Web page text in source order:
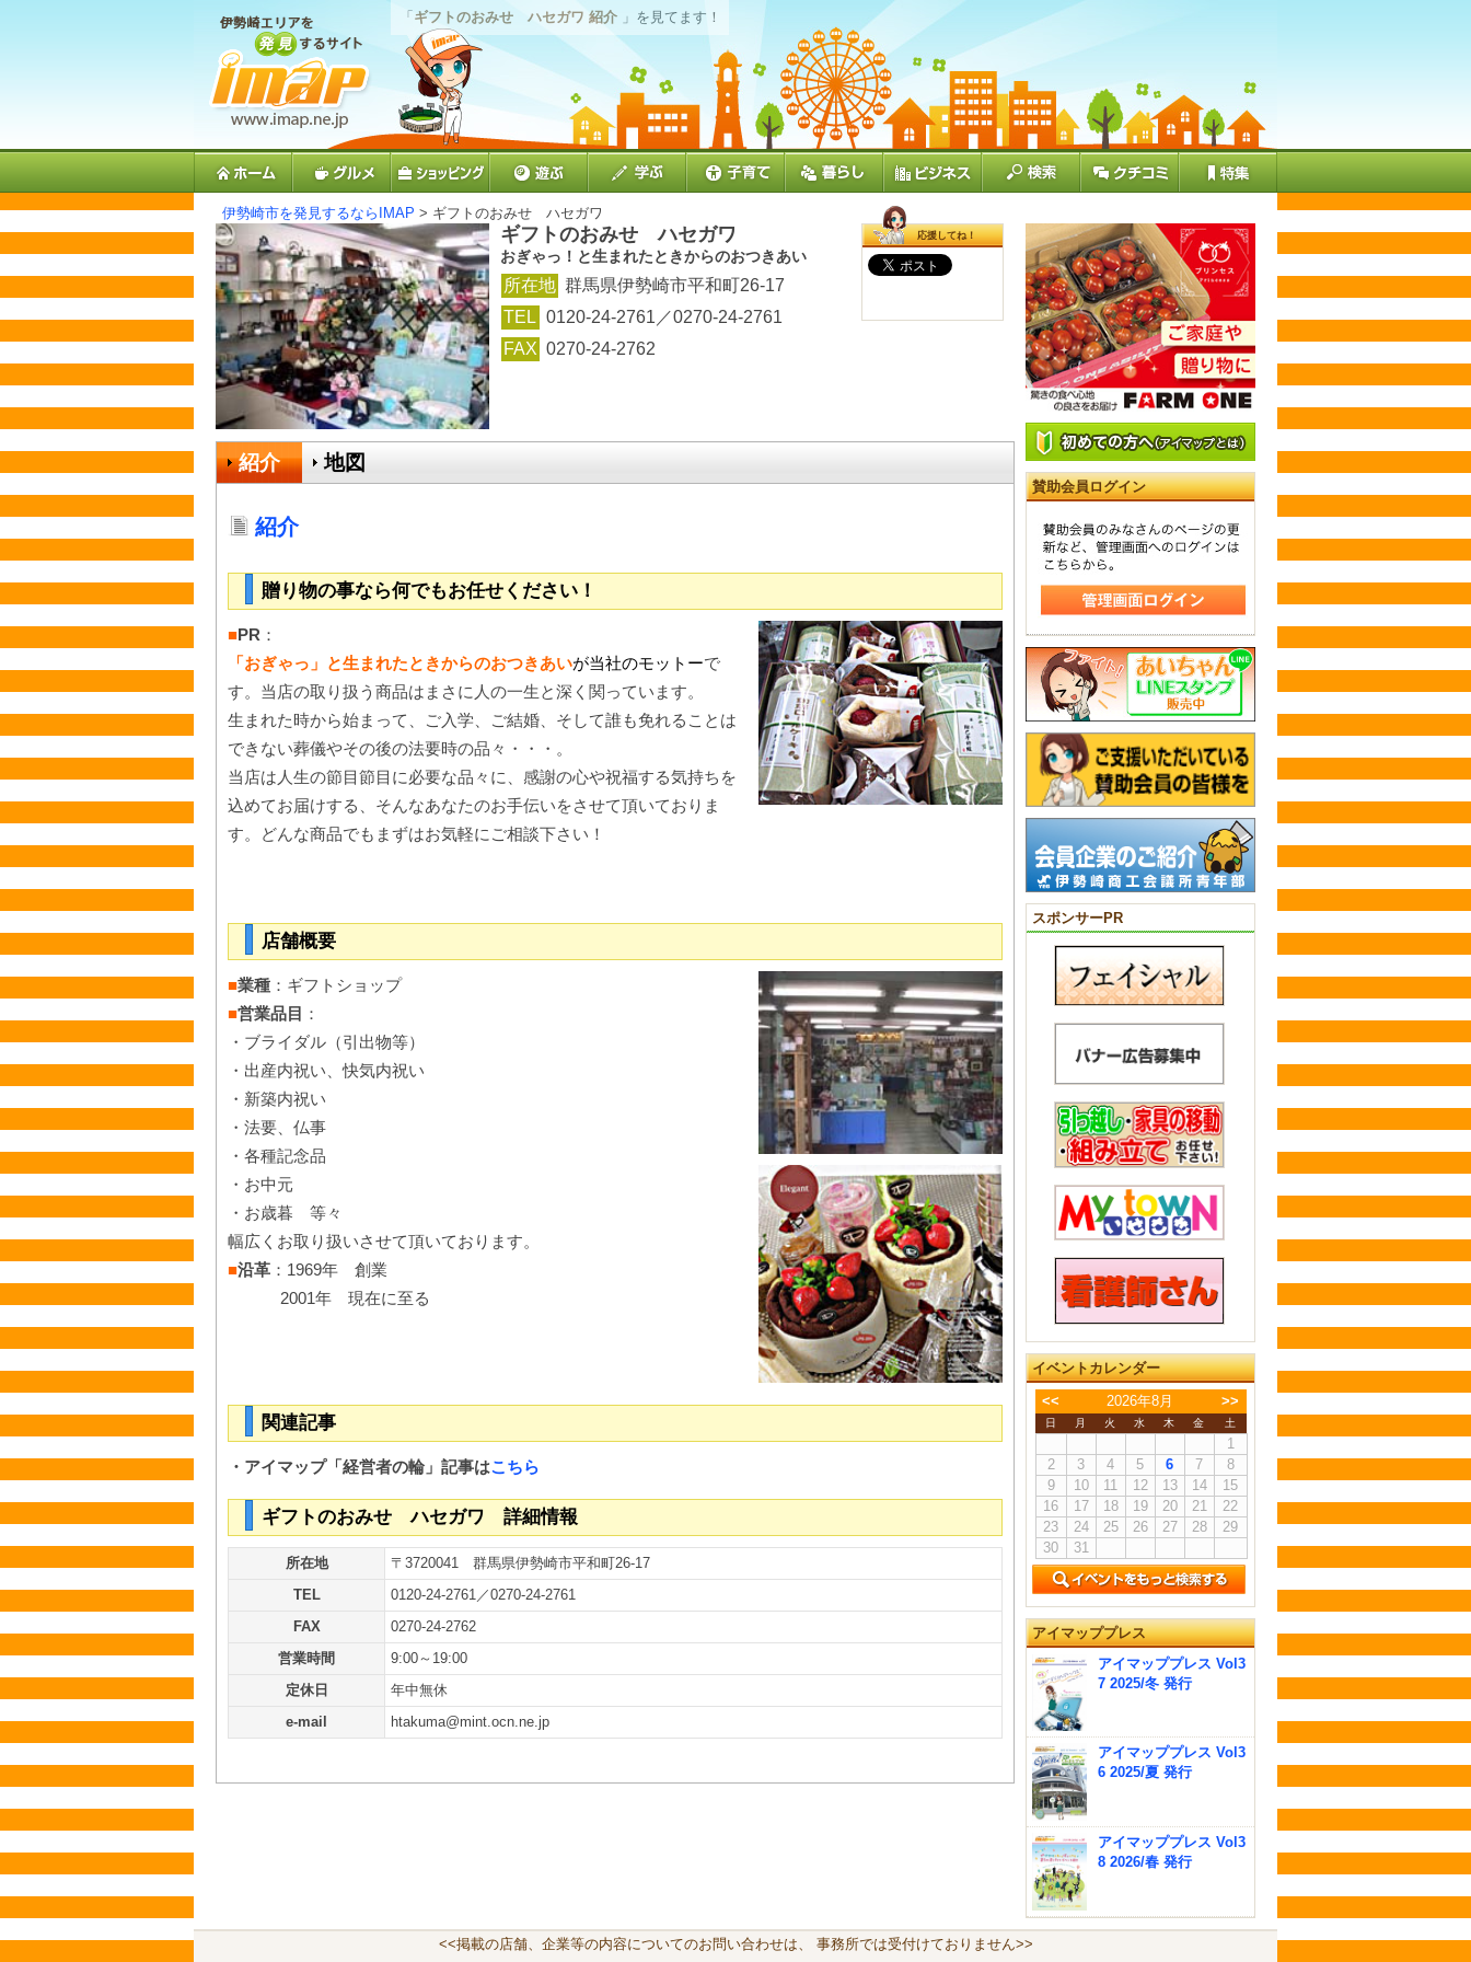
「ギフトのおみせ ハセガワ 紹介 」を見てます！
伊勢崎市を発見するならIMAP > ギフトのおみせ ハセガワ
ギフトのおみせ ハセガワ
おぎゃっ！と生まれたときからのおつきあい
所在地 群馬県伊勢崎市平和町26-17
TEL 0120-24-2761／0270-24-2761
FAX 0270-24-2762
応援してね！
紹介 地図
紹介
贈り物の事なら何でもお任せください！
■PR ：
「おぎゃっ」と生まれたときからのおつきあいが当社のモットーで
す。当店の取り扱う商品はまさに人の一生と深く関っています。
生まれた時から始まって、ご入学、ご結婚、そして誰も免れることは
できない葬儀やその後の法要時の品々・・・。
当店は人生の節目節目に必要な品々に、感謝の心や祝福する気持ちを
込めてお届けする、そんなあなたのお手伝いをさせて頂いておりま
す。どんな商品でもまずはお気軽にご相談下さい！
店舗概要
■業種 ：ギフトショップ
■営業品目 ：
・ブライダル（引出物等）
・出産内祝い、快気内祝い
・新築内祝い
・法要、仏事
・各種記念品
・お中元
・お歳暮 等々
幅広くお取り扱いさせて頂いております。
■沿革 ：1969年 創業
2001年 現在に至る
関連記事
・アイマップ「経営者の輪」記事はこちら
ギフトのおみせ ハセガワ 詳細情報
所在地
〒3720041 群馬県伊勢崎市平和町26-17
TEL
0120-24-2761／0270-24-2761
FAX
0270-24-2762
営業時間
9:00～19:00
定休日
年中無休
e-mail
htakuma@mint.ocn.ne.jp
賛助会員ログイン
スポンサーPR
イベントカレンダー
<<
2026年8月 >>
日 月 火 水 木 金 土
1
2
3 4 5 6 7
8
9
10 11 12 13 14
15
16
17 18 19 20 21
22
23
24 25 26 27 28
29
30
31
アイマッププレス
アイマッププレス Vol3
7 2025/冬 発行
アイマッププレス Vol3
6 2025/夏 発行
アイマッププレス Vol3
8 2026/春 発行
<<掲載の店舗、企業等の内容についてのお問い合わせは、 事務所では受付けておりません>>